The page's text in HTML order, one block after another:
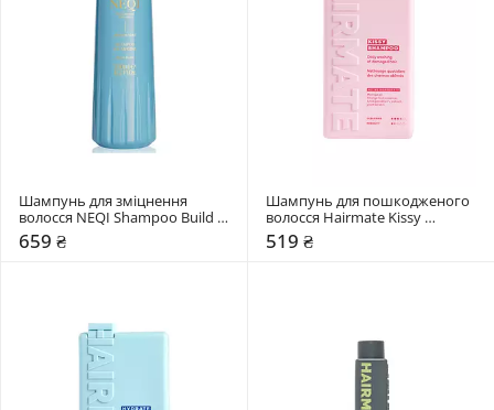
Шампунь для зміцнення
волосся NEQI Shampoo Build
Boost
659 ₴
Шампунь для пошкодженого
волосся Hairmate Kissy
Shampoo
519 ₴